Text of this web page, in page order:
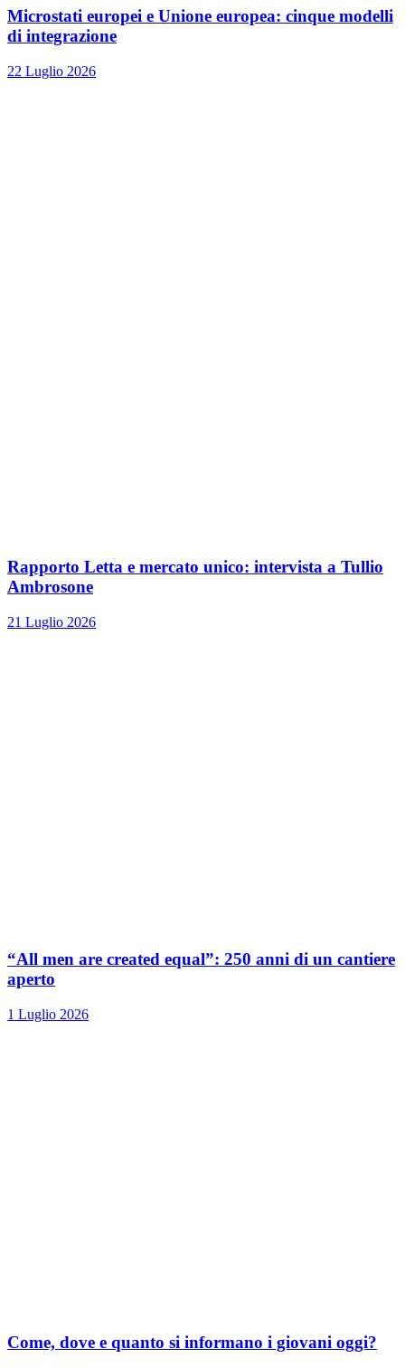
Microstati europei e Unione europea: cinque modelli
di integrazione
22 Luglio 2026
Rapporto Letta e mercato unico: intervista a Tullio
Ambrosone
21 Luglio 2026
“All men are created equal”: 250 anni di un cantiere
aperto
1 Luglio 2026
Come, dove e quanto si informano i giovani oggi?